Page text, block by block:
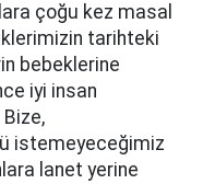
çoğu kez masal
tarihteki
bebeklerine
iyi insan
Bize,
istemeyeceğimiz
lanet yerine